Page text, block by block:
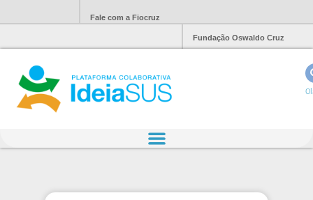
Fale com a Fiocruz
Fundação Oswaldo Cruz